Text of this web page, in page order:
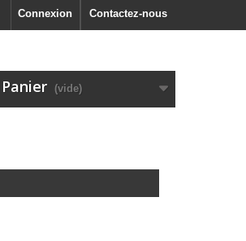
Contactez-nous
Connexion
Panier (vide)